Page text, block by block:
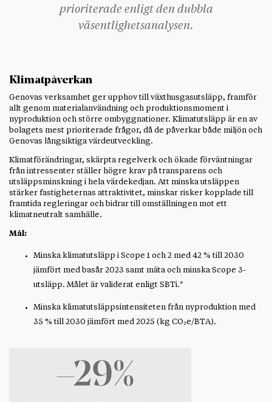
prioriterade enligt den dubbla
väsentlighetsanalysen.
Klimatpåverkan
Genovas verksamhet ger upphov till växthusgasutsläpp, framför
allt genom materialanvändning och produktionsmoment i
nyproduktion och större ombyggnationer. Klimatutsläpp är en av
bolagets mest prioriterade frågor, då de påverkar både miljön och
Genovas långsiktiga värdeutveckling.
Klimatförändringar, skärpta regelverk och ökade förväntningar
från intressenter ställer högre krav på transparens och
utsläppsminskning i hela värdekedjan. Att minska utsläppen
stärker fastigheternas attraktivitet, minskar risker kopplade till
framtida regleringar och bidrar till omställningen mot ett
klimatneutralt samhälle.
Mål:
Minska klimatutsläpp i Scope 1 och 2 med 42 % till 2030
jämfört med basår 2023 samt mäta och minska Scope 3-
utsläpp. Målet är validerat enligt SBTi.*
Minska klimatutsläppsintensiteten från nyproduktion med
35 % till 2030 jämfört med 2025 (kg CO₂e/BTA).